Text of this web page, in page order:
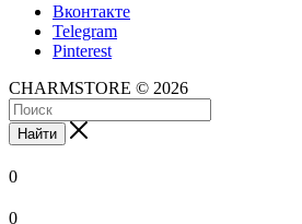
Вконтакте
Telegram
Pinterest
CHARMSTORE © 2026
Найти
0
0